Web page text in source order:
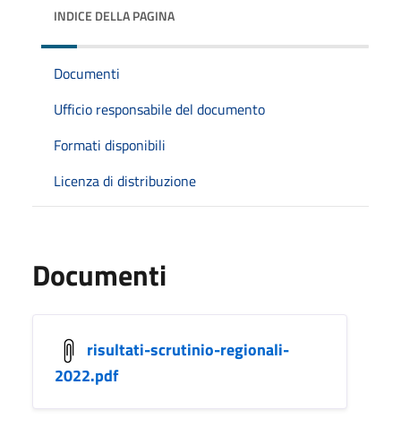
INDICE DELLA PAGINA
Documenti
Ufficio responsabile del documento
Formati disponibili
Licenza di distribuzione
Documenti
risultati-scrutinio-regionali-
2022.pdf